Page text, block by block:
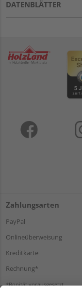
DATENBLÄTTER
Zahlungsarten
PayPal
Onlineüberweisung
Kreditkarte
Rechnung*
*Bonität vorausgesetzt